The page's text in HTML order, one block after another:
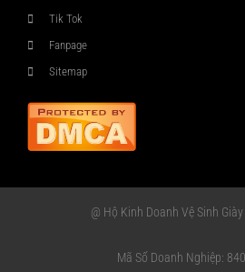
Tik Tok
Fanpage
Sitemap
@ Hộ Kinh Doanh Vệ Sinh
Mã Số Doanh Nghiệp: